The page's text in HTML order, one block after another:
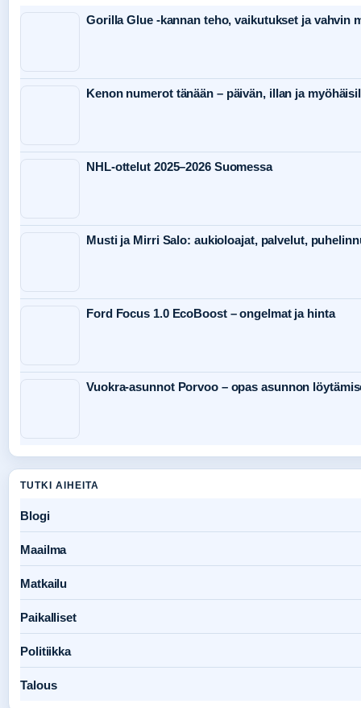
Gorilla Glue -kannan teho, vaikutukset ja vahvin
Kenon numerot tänään – päivän, illan ja
NHL-ottelut 2025–2026 Suomessa
Musti ja Mirri Salo: aukioloajat, palvelut,
Ford Focus 1.0 EcoBoost – ongelmat ja hinta
Vuokra-asunnot Porvoo – opas asunnon
TUTKI AIHEITA
Blogi
Maailma
Matkailu
Paikalliset
Politiikka
Talous